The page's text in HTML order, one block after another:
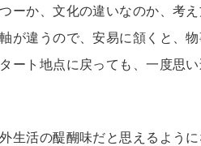
ーか、文化の違いなのか、考
が違うので、安易に頷くと、
ート地点に戻っても、一度思
生活の醍醐味だと思えるよう